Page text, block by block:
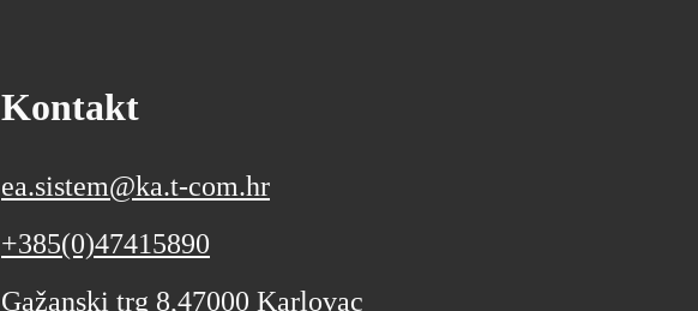
Kontakt
ea.sistem@ka.t-com.hr
+385(0)47415890
Gažanski trg 8,47000 Karlovac